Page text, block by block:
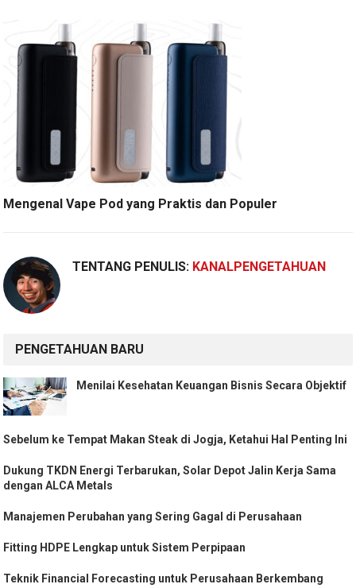
Mengenal Vape Pod yang Praktis dan Populer
TENTANG PENULIS: KANALPENGETAHUAN
PENGETAHUAN BARU
Menilai Kesehatan Keuangan Bisnis Secara Objektif
Sebelum ke Tempat Makan Steak di Jogja, Ketahui Hal Penting Ini
Dukung TKDN Energi Terbarukan, Solar Depot Jalin Kerja Sama
dengan ALCA Metals
Manajemen Perubahan yang Sering Gagal di Perusahaan
Fitting HDPE Lengkap untuk Sistem Perpipaan
Teknik Financial Forecasting untuk Perusahaan Berkembang